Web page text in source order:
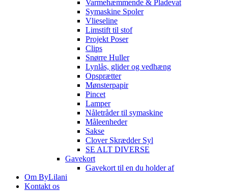
Varmehæmmende & Pladevat
Symaskine Spoler
Vlieseline
Limstift til stof
Projekt Poser
Clips
Snørre Huller
Lynlås, glider og vedhæng
Opsprætter
Mønsterpapir
Pincet
Lamper
Nåletråder til symaskine
Måleenheder
Sakse
Clover Skrædder Syl
SE ALT DIVERSE
Gavekort
Gavekort til en du holder af
Om ByLilani
Kontakt os